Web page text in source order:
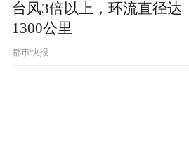
台风3倍以上，环流直径达
1300公里
都市快报